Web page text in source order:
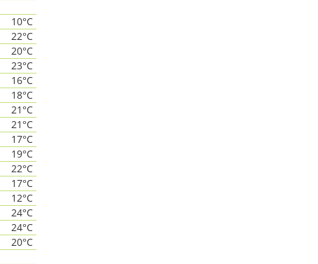
10°C
22°C
20°C
23°C
16°C
18°C
21°C
21°C
17°C
19°C
22°C
17°C
12°C
24°C
24°C
20°C